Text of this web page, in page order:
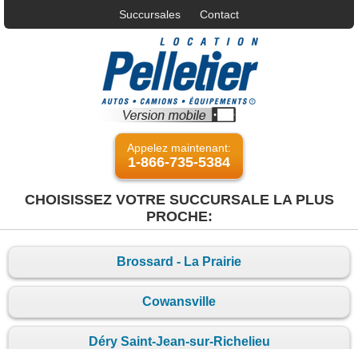
Succursales Contact
Appelez maintenant:
1-866-735-5384
CHOISISSEZ VOTRE SUCCURSALE LA PLUS
PROCHE:
Brossard - La Prairie
Cowansville
Déry Saint-Jean-sur-Richelieu